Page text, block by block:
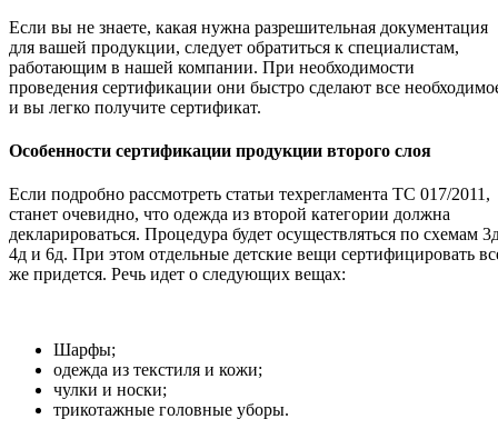
Если вы не знаете, какая нужна разрешительная документация
для вашей продукции, следует обратиться к специалистам,
работающим в нашей компании. При необходимости
проведения сертификации они быстро сделают все
и вы легко получите сертификат.
Особенности сертификации продукции второго слоя
Если подробно рассмотреть статьи техрегламента ТС 017/2011,
станет очевидно, что одежда из второй категории должна
декларироваться. Процедура будет осуществляться по схемам
4д и 6д. При этом отдельные детские вещи сертифицировать
же придется. Речь идет о следующих вещах:
Шарфы;
одежда из текстиля и кожи;
чулки и носки;
трикотажные головные уборы.